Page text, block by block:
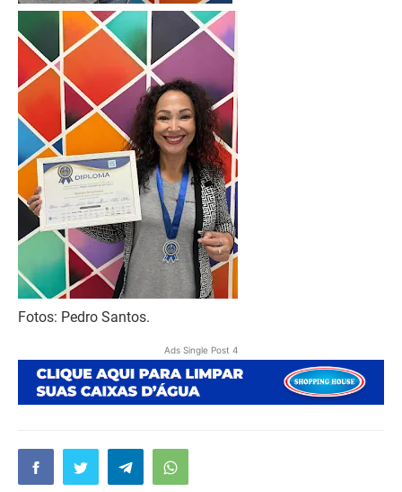
Fotos: Pedro Santos.
Ads Single Post 4